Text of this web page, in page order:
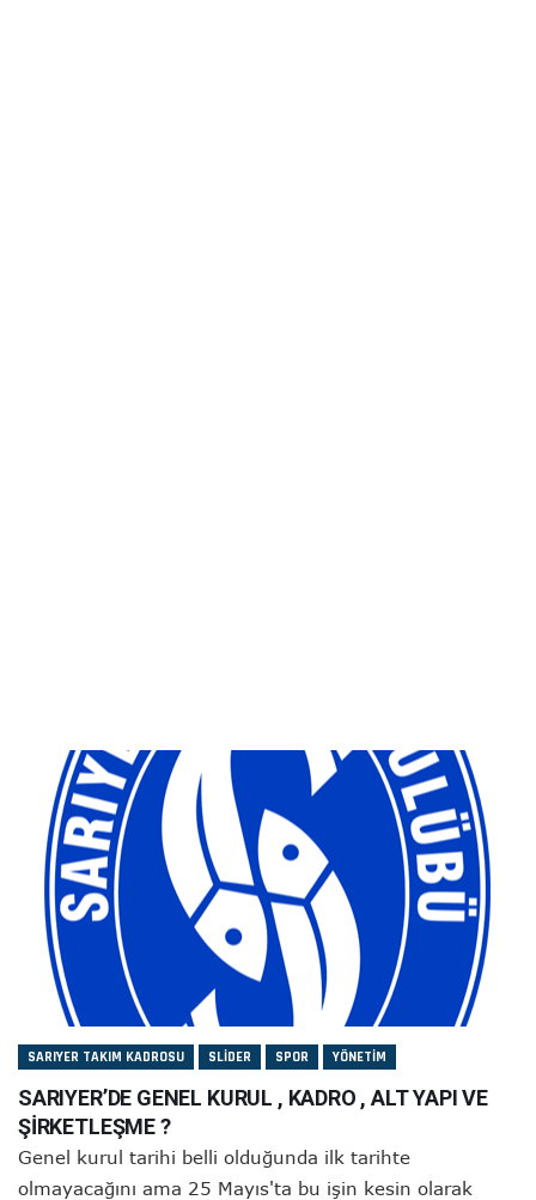
SARIYER TAKIM KADROSU SLIDER SPOR YÖNETIM
SARIYER’DE GENEL KURUL , KADRO , ALT YAPI VE
ŞİRKETLEŞME ?
Genel kurul tarihi belli olduğunda ilk tarihte
olmayacağını ama 25 Mayıs'ta bu işin kesin olarak